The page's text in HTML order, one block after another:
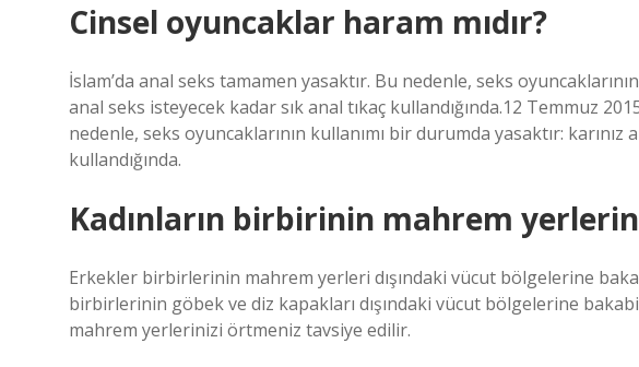
Cinsel oyuncaklar haram mıdır?
İslam’da anal seks tamamen yasaktır. Bu nedenle, seks
anal seks isteyecek kadar sık ​​anal tıkaç kullandığında.12 Temmuz
nedenle, seks oyuncaklarının kullanımı bir durumda yasaktır: karınız
kullandığında.
Kadınların birbirinin mahrem
Erkekler birbirlerinin mahrem yerleri dışındaki vücut bölgelerine
birbirlerinin göbek ve diz kapakları dışındaki vücut bölgelerine
mahrem yerlerinizi örtmeniz tavsiye edilir.